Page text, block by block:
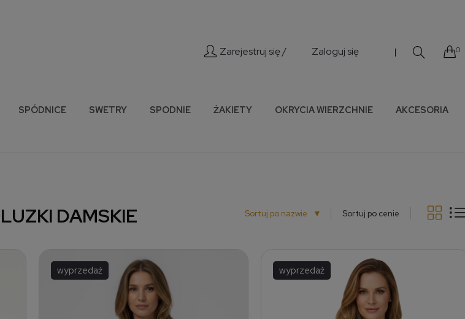
Zarejestruj się / Zaloguj się | 0
SPÓDNICE SWETRY SPODNIE ŻAKIETY OKRYCIA WIERZCHNIE
AKCESORIA
DAMSKIE Sortuj po nazwie ▼ Sortuj po cenie
wyprzedaż wyprzedaż